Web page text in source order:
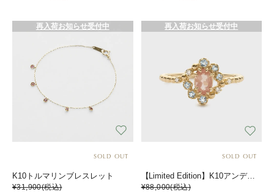
再入荷お知らせ受付中
SOLD OUT
K10トルマリンブレスレット
¥31,900(税込)
再入荷お知らせ受付中
SOLD OUT
【Limited Edition】K10アンデシンリング
¥88,000(税込)